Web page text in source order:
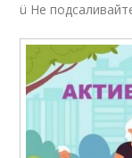
ü Не